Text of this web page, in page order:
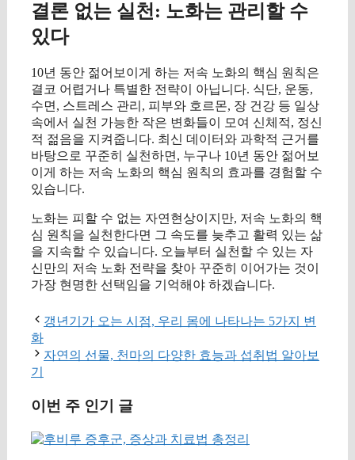
결론 없는 실천: 노화는 관리할 수
있다
10년 동안 젊어보이게 하는 저속 노화의 핵심 원칙은
결코 어렵거나 특별한 전략이 아닙니다. 식단, 운동,
수면, 스트레스 관리, 피부와 호르몬, 장 건강 등 일상
속에서 실천 가능한 작은 변화들이 모여 신체적, 정신
적 젊음을 지켜줍니다. 최신 데이터와 과학적 근거를
바탕으로 꾸준히 실천하면, 누구나 10년 동안 젊어보
이게 하는 저속 노화의 핵심 원칙의 효과를 경험할 수
있습니다.
노화는 피할 수 없는 자연현상이지만, 저속 노화의 핵
심 원칙을 실천한다면 그 속도를 늦추고 활력 있는 삶
을 지속할 수 있습니다. 오늘부터 실천할 수 있는 자
신만의 저속 노화 전략을 찾아 꾸준히 이어가는 것이
가장 현명한 선택임을 기억해야 하겠습니다.
갱년기가 오는 시점, 우리 몸에 나타나는 5가지 변
화
자연의 선물, 천마의 다양한 효능과 섭취법 알아보
기
이번 주 인기 글